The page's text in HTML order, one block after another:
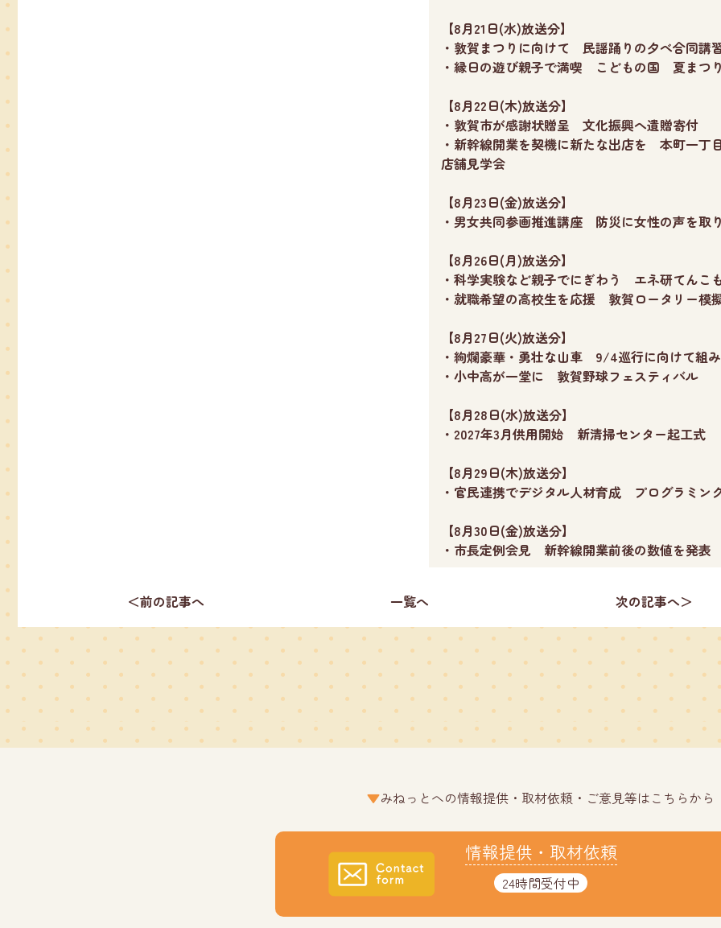
【8月21日(水)放送分】
・敦賀まつりに向けて 民謡踊りの夕べ合同講
・縁日の遊び親子で満喫 こどもの国 夏まつ
【8月22日(木)放送分】
・敦賀市が感謝状贈呈 文化振興へ遺贈寄付
・新幹線開業を契機に新たな出店を 本町一丁
店舗見学会
【8月23日(金)放送分】
・男女共同参画推進講座 防災に女性の声を取
【8月26日(月)放送分】
・科学実験など親子でにぎわう エネ研てんこ
・就職希望の高校生を応援 敦賀ロータリー模
【8月27日(火)放送分】
・絢爛豪華・勇壮な山車 9/4巡行に向けて組
・小中高が一堂に 敦賀野球フェスティバル
【8月28日(水)放送分】
・2027年3月供用開始 新清掃センター起工式
【8月29日(木)放送分】
・官民連携でデジタル人材育成 プログラミン
【8月30日(金)放送分】
・市長定例会見 新幹線開業前後の数値を発表
＜前の記事へ 一覧へ 次の記事へ＞
みねっとへの情報提供・取材依頼・ご意見等はこちらから
情報提供・取材依頼
24時間受付中